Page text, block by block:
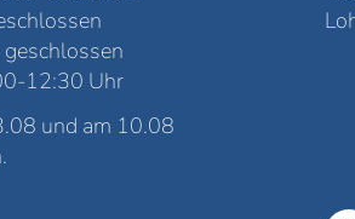
12:30 Uhr
und am 10.08